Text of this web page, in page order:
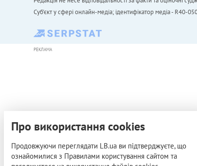
Cуб'єкт у сфері онлайн-медіа; ідентифікатор медіа - R40-
РЕКЛАМА
Про використання cookies
Продовжуючи переглядати LB.ua ви підтверджуєте, що
ознайомилися з Правилами користування сайтом та